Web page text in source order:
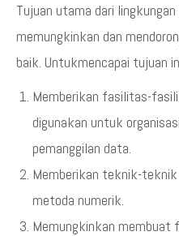
Tujuan utama dari
memungkinkan dan
baik. Untukmencapai tujuan
Memberikan fasilitas-
digunakan untuk
pemanggilan data.
Memberikan teknik-
metoda numerik.
Memungkinkan membuat